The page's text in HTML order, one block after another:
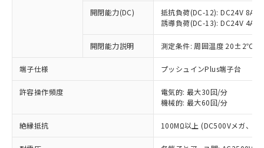
開閉能力(DC)
抵抗負荷(DC-12): DC24V 8A/
誘導負荷(DC-13): DC24V 4A/
開閉能力説明 測定条件: 周囲温度 20±2℃、
端子仕様 プッシュインPlus端子台
許容操作頻度
電気的: 最大30回/分
機械的: 最大60回/分
絶縁抵抗 100MΩ以上 (DC500Vメガ、点
本サービスは、当社制御機器事業取扱
商品の当社在庫状況および標準価格
(税抜)を提供させていただくもので
本サービスの対象外となる商品もある
ことをご了承ください。
在庫状況および標準価格照会結果は、
記載している更新日時点での社内デー
タに基づき作成されるものであり、閲
覧された時点での実際の在庫および標
調査・確認中：EU RoHS指令（10物質）の
非含有の対応状況を調査中または確認中の
非該当品：ライセンス料など無形物で、有
害物質有無と関係のない商品です。
仕入先様の事情により、非含有部品として
いたものが、含有品と判明した場合などや
むを得ず変更することがあります。
鉛(Pb) 1000ppm以下、 水銀(Hg) 1000ppm以下、 カド
六価クロム(Cr(Ⅵ)) 1000ppm以下、ポリ臭化ビフェニル
※1 中国RoHS○×表
「○」：最大均質材料含有率が中国RoHSの
基準値以下であることを示します。
「×」：最大均質材料含有率が中国RoHSの
基準値を超えていることを示します。
「－」：未確認です。当社販売部門へお問
*中国RoHS10物質の基準値 (GB/T26572)：
Pb(鉛) :1000ppm、 Hg(水銀) : 1000ppm、 Cd(カドミウ
当社は、これら貴社製品のうち、外国
為替および外国貿易法に定める商品
（以下｢規制貨物等」という）を輸出
または国外への提供する場合は、日本
国政府の輸出許可(または役務取引許
可)を取得するなどの必要な手続きを